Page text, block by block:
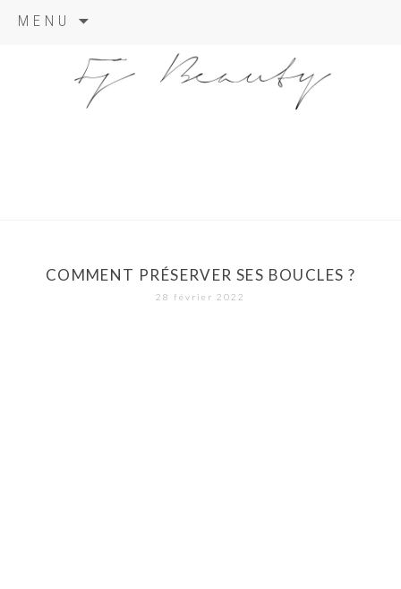
MENU
content
COMMENT PRÉSERVER SES BOUCLES ?
28 février 2022